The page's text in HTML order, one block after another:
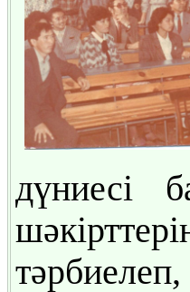
дүниесі